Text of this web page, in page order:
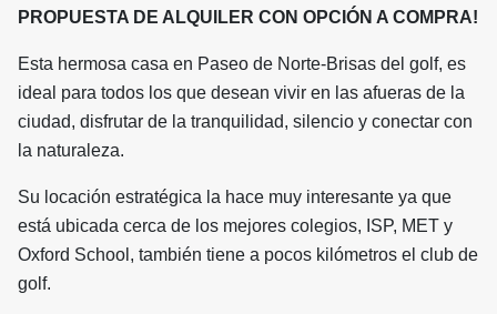
PROPUESTA DE ALQUILER CON OPCIÓN A COMPRA!
Esta hermosa casa en Paseo de Norte-Brisas del golf, es
ideal para todos los que desean vivir en las afueras de la
ciudad, disfrutar de la tranquilidad, silencio y conectar con
la naturaleza.
Su locación estratégica la hace muy interesante ya que
está ubicada cerca de los mejores colegios, ISP, MET y
Oxford School, también tiene a pocos kilómetros el club de
golf.